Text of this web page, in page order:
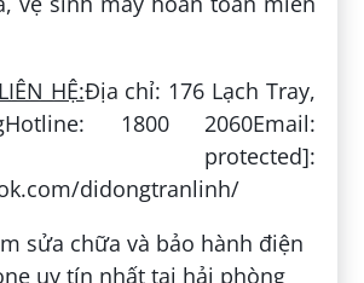
HỆ:Địa chỉ: 176 Lạch Tray,
1800 2060Email:
protected]:
didongtranlinh/